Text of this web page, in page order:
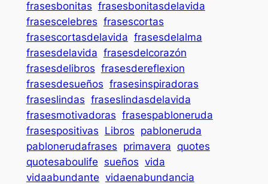
frasesbonitas frasesbonitasdelavida
frasescelebres frasescortas
frasescortasdelavida frasesdelalma
frasesdelavida frasesdelcorazón
frasesdelibros frasesdereflexion
frasesdesueños frasesinspiradoras
fraseslindas fraseslindasdelavida
frasesmotivadoras frasespabloneruda
frasespositivas Libros pabloneruda
pablonerudafrases primavera quotes
quotesaboulife sueños vida
vidaabundante vidaenabundancia